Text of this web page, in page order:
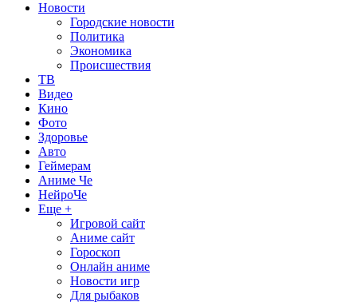
Новости
Городские новости
Политика
Экономика
Происшествия
ТВ
Видео
Кино
Фото
Здоровье
Авто
Геймерам
Аниме Че
НейроЧе
Еще +
Игровой сайт
Аниме сайт
Гороскоп
Онлайн аниме
Новости игр
Для рыбаков